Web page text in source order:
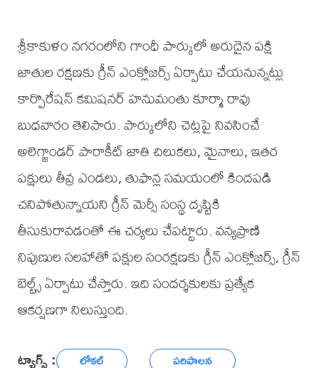
శ్రీకాకుళం నగరంలోని గాంధీ పార్కులో అరుదైన పక్షి
జాతుల రక్షణకు గ్రీన్ ఎంక్లోజర్స్ ఏర్పాటు చేయనున్నట్లు
కార్పొరేషన్ కమిషనర్ హనుమంతు కూర్మా రావు
బుధవారం తెలిపారు. పార్కులోని చెట్లపై నివసించే
అలెగ్జాండర్ పారాకీట్ జాతి చిలుకలు, మైనాలు, ఇతర
పక్షులు తీవ్ర ఎండలు, తుఫాన్ల సమయంలో కిందపడి
చనిపోతున్నాయని గ్రీన్ మెర్సీ సంస్థ దృష్టికి
తీసుకురావడంతో ఈ చర్యలు చేపట్టారు. వన్యప్రాణి
నిపుణుల సలహాతో పక్షుల సంరక్షణకు గ్రీన్ ఎంక్లోజర్స్, గ్రీన్
బెల్ట్స్ ఏర్పాటు చేస్తారు. ఇది సందర్శకులకు ప్రత్యేక
ఆకర్షణగా నిలుస్తుంది.
ట్యాగ్స్ : లోకల్ పరిపాలన